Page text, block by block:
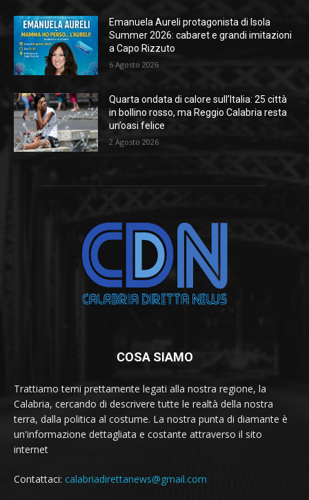
Emanuela Aureli protagonista di Isola
Summer 2026: cabaret e grandi imitazioni
a Capo Rizzuto
6 Agosto 2026
Quarta ondata di calore sull’Italia: 25 città
in bollino rosso, ma Reggio Calabria resta
un’oasi felice
2 Agosto 2026
COSA SIAMO
Trattiamo temi prettamente legati alla nostra regione, la
Calabria, cercando di descrivere tutte le realtà della nostra
terra, dalla politica al costume. La nostra punta di diamante è
un'informazione dettagliata e costante attraverso il sito
internet
Contattaci: calabriadirettanews@gmail.com